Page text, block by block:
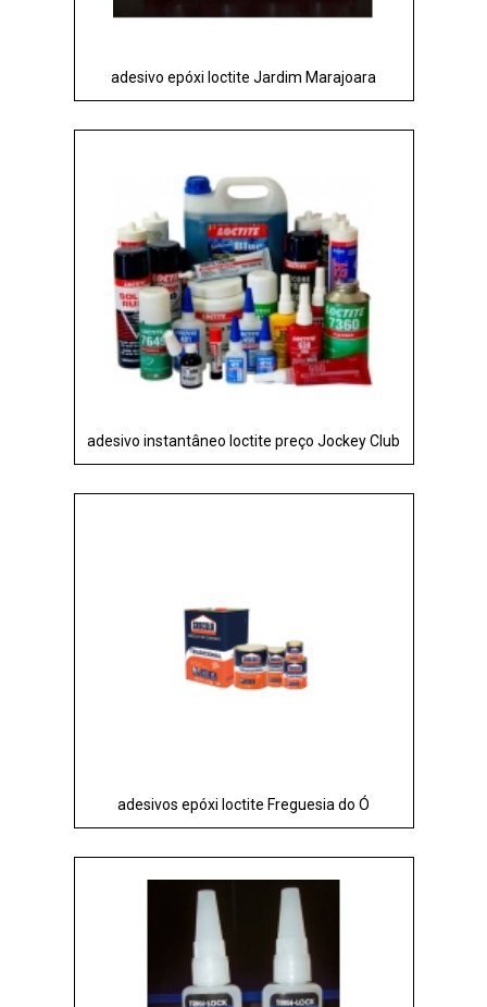
adesivo epóxi loctite Jardim Marajoara
adesivo instantâneo loctite preço Jockey Club
adesivos epóxi loctite Freguesia do Ó